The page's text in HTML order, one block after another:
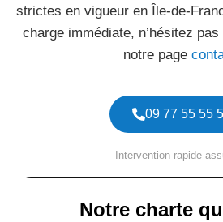
strictes en vigueur en Île-de-
charge immédiate, n’hésitez
notre page
09 77 55 55
Intervention rapide
Notre charte